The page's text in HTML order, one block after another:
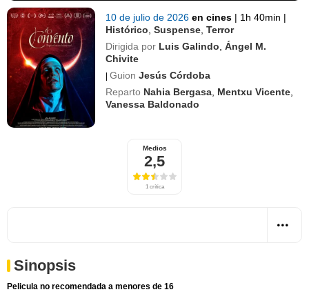
10 de julio de 2026en cines | 1h 40min |
Histórico ,Suspense ,Terror
Dirigida por Luis Galindo ,Ángel M.
Chivite
| Guion Jesús Córdoba
Reparto Nahia Bergasa Mentxu Vicente
Vanessa Baldonado
Medios
2,5
1 crítica
Sinopsis
Pelicula no recomendada a menores de 16